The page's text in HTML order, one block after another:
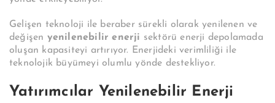
Gelişen teknoloji ile beraber sürekli olarak yenilenen ve
değişen yenilenebilir enerji sektörü enerji depolamada
oluşan kapasiteyi artırıyor. Enerjideki verimliliği ile
teknolojik büyümeyi olumlu yönde destekliyor.
Yatırımcılar Yenilenebilir Enerji